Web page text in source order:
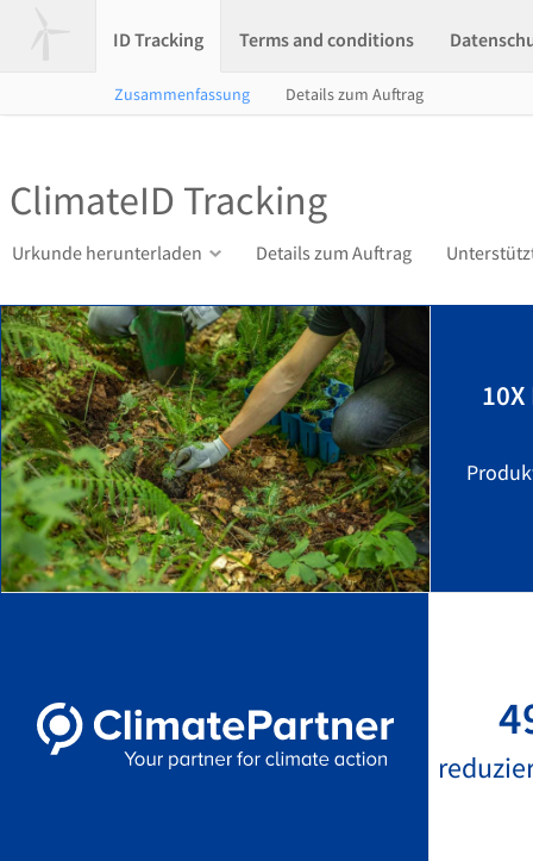
ID Tracking Terms and conditions
Zusammenfassung Details zum Auftrag
ClimateID Tracking
Urkunde herunterladen Details zum Auftrag